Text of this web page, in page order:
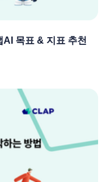
목표 & 지표 추천